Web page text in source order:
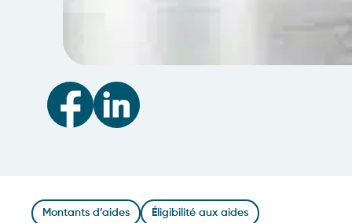
Montants d’aides Éligibilité aux aides